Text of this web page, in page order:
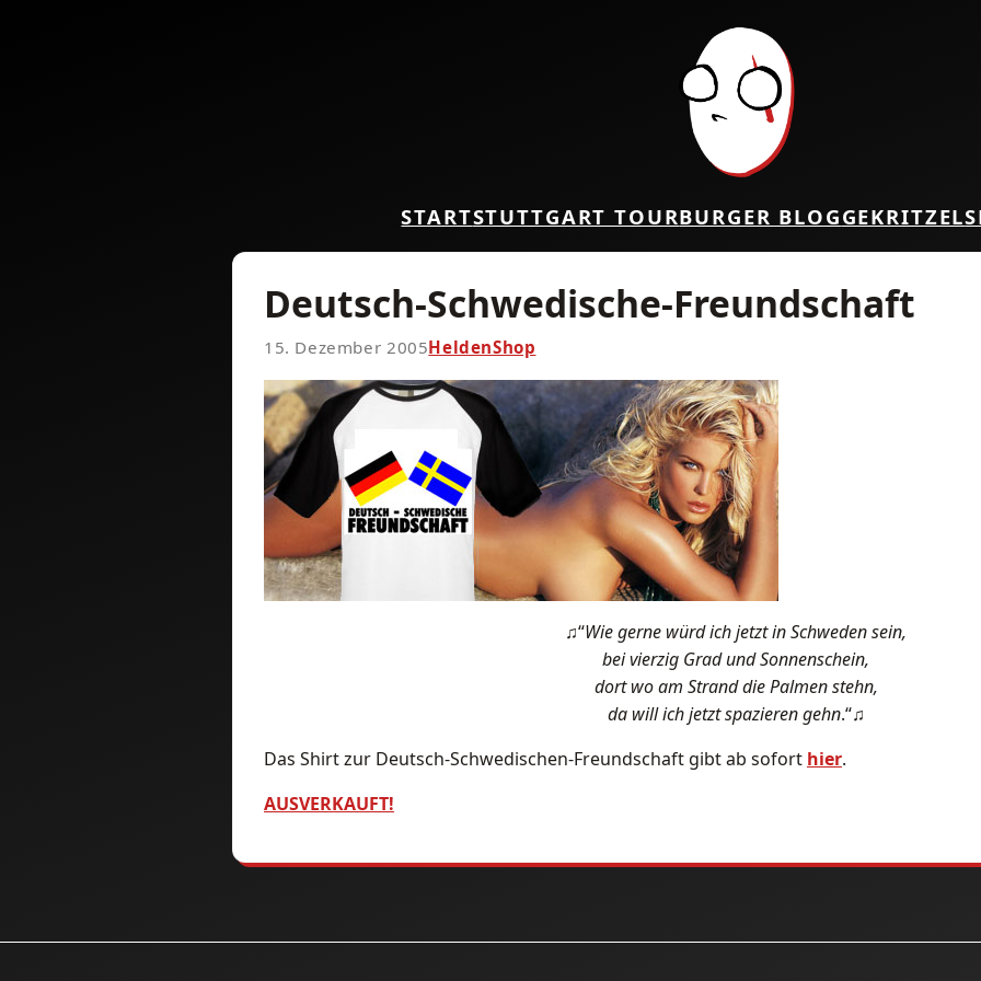
STARTSTUTTGART TOURBURGER BLOGGEKRITZEL
Deutsch-Schwedische-Freundschaft
15. Dezember 2005HeldenShop
♫“Wie gerne würd ich jetzt in Schweden sein,
bei vierzig Grad und Sonnenschein,
dort wo am Strand die Palmen stehn,
da will ich jetzt spazieren gehn.“♫
Das Shirt zur Deutsch-Schwedischen-Freundschaft gibt ab sofort hier.
AUSVERKAUFT!